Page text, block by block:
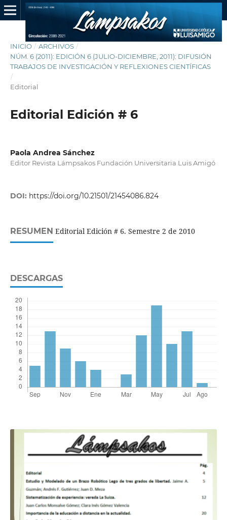
INICIO / ARCHIVOS /
NÚM. 6 (2011): EDICIÓN 6 (JULIO-DICIEMBRE, 2011): DIFUSIÓN
TRABAJOS DE INVESTIGACIÓN Y REFLEXIONES CIENTÍFICAS
/
Editorial
Editorial Edición # 6
Paola Andrea Sánchez
Editor Revista Lámpsakos Fundación Universitaria Luis Amigó
DOI: https://doi.org/10.21501/21454086.824
RESUMEN Editorial Edición # 6. Semestre 2 de 2010
DESCARGAS